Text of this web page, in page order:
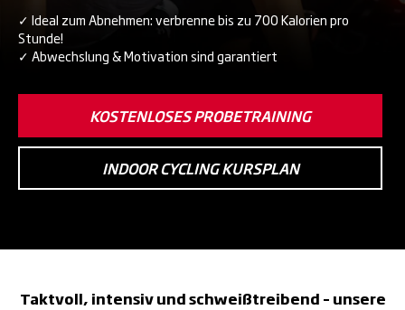
✓ Ideal zum Abnehmen: verbrenne bis zu 700 Kalorien pro
Stunde!
✓ Abwechslung & Motivation sind garantiert
KOSTENLOSES PROBETRAINING
INDOOR CYCLING KURSPLAN
Taktvoll, intensiv und schweißtreibend – unsere